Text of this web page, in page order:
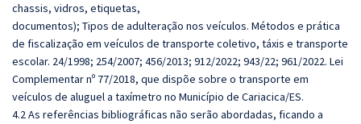
chassis, vidros, etiquetas,
documentos); Tipos de adulteração nos veículos. Métodos e prática
de fiscalização em veículos de transporte coletivo, táxis e transporte
escolar. 24/1998; 254/2007; 456/2013; 912/2022; 943/22; 961/2022. Lei
Complementar nº 77/2018, que dispõe sobre o transporte em
veículos de aluguel a taxímetro no Município de Cariacica/ES.
4.2 As referências bibliográficas não serão abordadas, ficando a